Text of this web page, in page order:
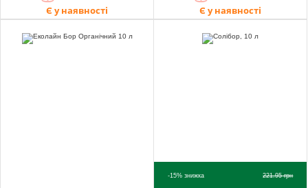
Є у наявності Є у наявності
-15%знижка 221.95грн